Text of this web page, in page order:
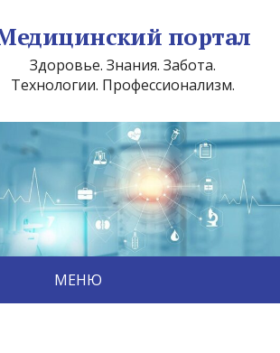
портал
Здоровье. Знания. Забота.
Технологии. Профессионализм.
МЕНЮ